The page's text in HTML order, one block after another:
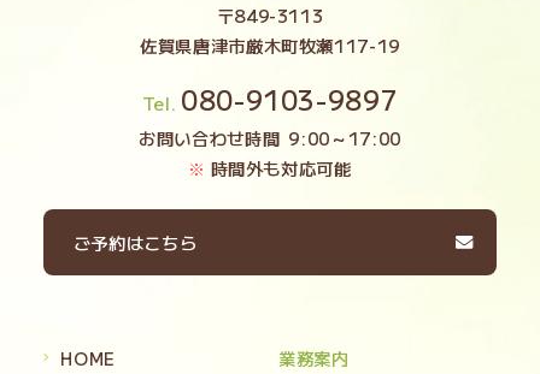
〒849-3113
佐賀県唐津市厳木町牧瀬117-19
Tel. 080-9103-9897
お問い合わせ時間 9:00～17:00
時間外も対応可能
ご予約はこちら
HOME
業務案内